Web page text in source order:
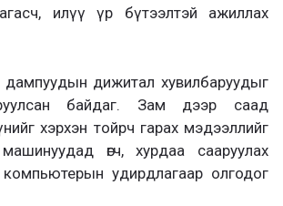
илүү үр бүтээлтэй ажиллах
дампуудын дижитал хувилбаруудыг
байдаг. Зам дээр саад
хэрхэн тойрч гарах мэдээллийг
өгч, хурдаа сааруулах
удирдлагаар олгодог